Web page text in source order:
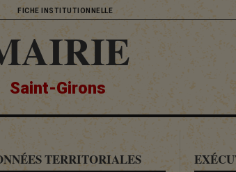
FICHE INSTITUTIONNELLE
Saint-Girons
TERRITORIALES